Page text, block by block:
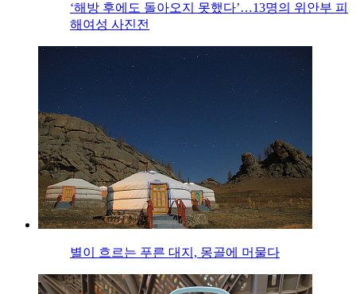
‘해방 후에도 돌아오지 못했다’…13명의 위안부 피
해여성 사진전
별이 흐르는 푸른 대지, 몽골에 머물다